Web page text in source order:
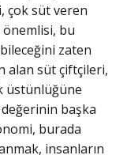
çok süt veren
bu
zaten
alan süt çiftçileri,
üstünlüğüne
değerinin başka
burada
insanların